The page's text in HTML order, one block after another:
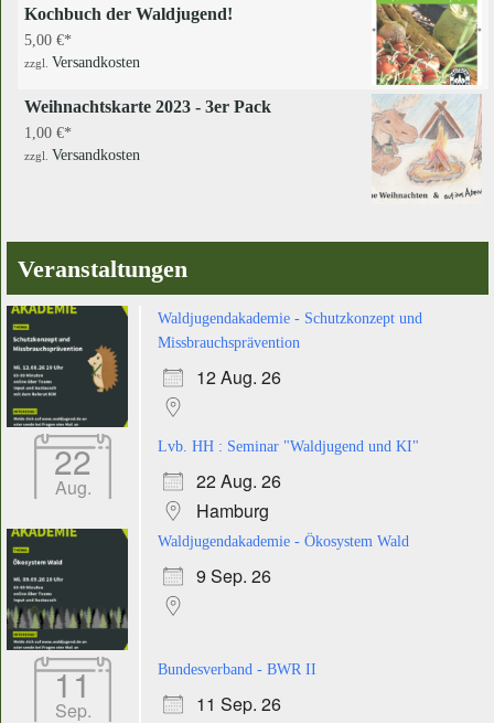
Kochbuch der Waldjugend!
5,00 €
zzgl. Versandkosten
Weihnachtskarte 2023 - 3er Pack
1,00 €
zzgl. Versandkosten
Veranstaltungen
Waldjugendakademie - Schutzkonzept und
Missbrauchsprävention
12 Aug. 26
22
Aug.
Lvb. HH : Seminar "Waldjugend und KI"
22 Aug. 26
Hamburg
Waldjugendakademie - Ökosystem Wald
9 Sep. 26
11
Sep.
Bundesverband - BWR II
11 Sep. 26